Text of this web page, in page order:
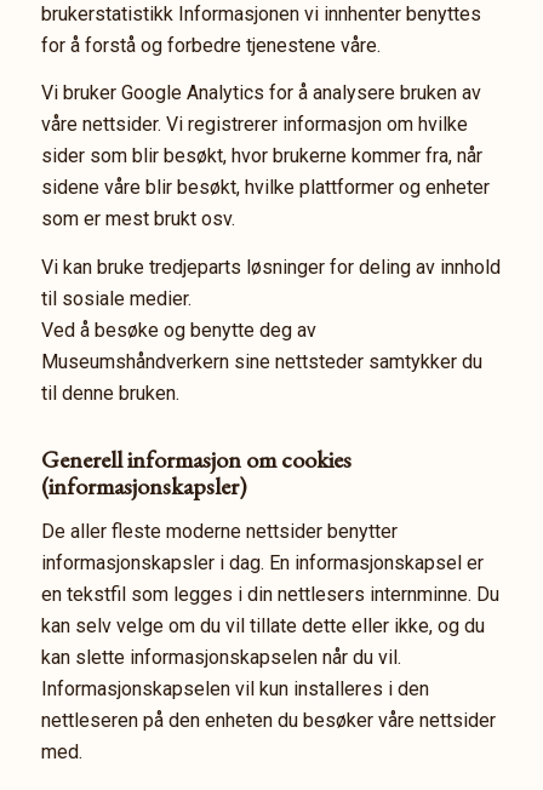
brukerstatistikk Informasjonen vi innhenter benyttes
for å forstå og forbedre tjenestene våre.
Vi bruker Google Analytics for å analysere bruken av
våre nettsider. Vi registrerer informasjon om hvilke
sider som blir besøkt, hvor brukerne kommer fra, når
sidene våre blir besøkt, hvilke plattformer og enheter
som er mest brukt osv.
Vi kan bruke tredjeparts løsninger for deling av innhold
til sosiale medier.
Ved å besøke og benytte deg av
Museumshåndverkern sine nettsteder samtykker du
til denne bruken.
Generell informasjon om cookies
(informasjonskapsler)
De aller fleste moderne nettsider benytter
informasjonskapsler i dag. En informasjonskapsel er
en tekstfil som legges i din nettlesers internminne. Du
kan selv velge om du vil tillate dette eller ikke, og du
kan slette informasjonskapselen når du vil.
Informasjonskapselen vil kun installeres i den
nettleseren på den enheten du besøker våre nettsider
med.